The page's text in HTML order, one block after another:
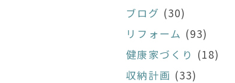
ブログ (30)
リフォーム (93)
健康家づくり (18)
収納計画 (33)